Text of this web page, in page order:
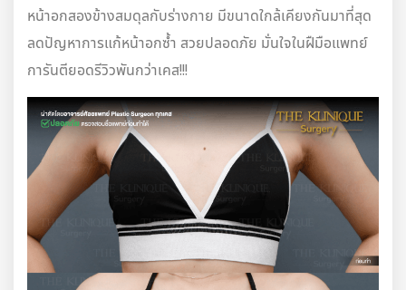
หน้าอกสองข้างสมดุลกับร่างกาย มีขนาดใกล้เคียงกันมาที่สุด
ลดปัญหาการแก้หน้าอกซ้ำ สวยปลอดภัย มั่นใจในฝืมือแพทย์
การันตียอดรีวิวพันกว่าเคส!!!